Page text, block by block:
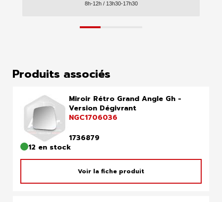
8h-12h / 13h30-17h30
Produits associés
Miroir Rétro Grand Angle Gh -
Version Dégivrant
NGC1706036
1736879
12 en stock
Voir la fiche produit